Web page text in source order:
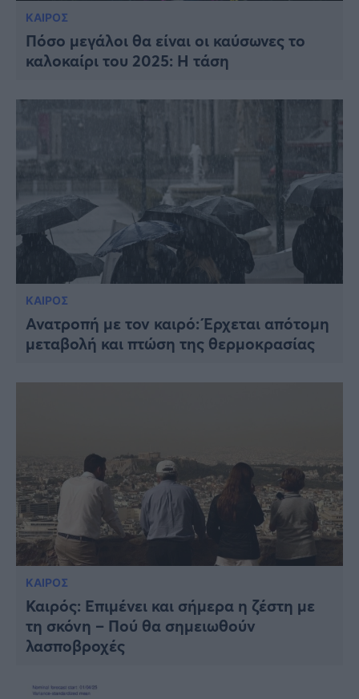
ΚΑΙΡΟΣ
Πόσο μεγάλοι θα είναι οι καύσωνες το
καλοκαίρι του 2025: Η τάση
ΚΑΙΡΟΣ
Ανατροπή με τον καιρό: Έρχεται απότομη
μεταβολή και πτώση της θερμοκρασίας
ΚΑΙΡΟΣ
Καιρός: Επιμένει και σήμερα η ζέστη με
τη σκόνη – Πού θα σημειωθούν
λασποβροχές